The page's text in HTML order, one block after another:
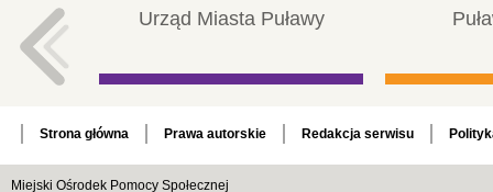
Urząd Miasta Puławy
Strona główna Prawa autorskie Redakcja serwisu
Miejski Ośrodek Pomocy Społecznej